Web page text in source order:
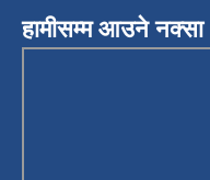
हामीसम्म आउने नक्सा